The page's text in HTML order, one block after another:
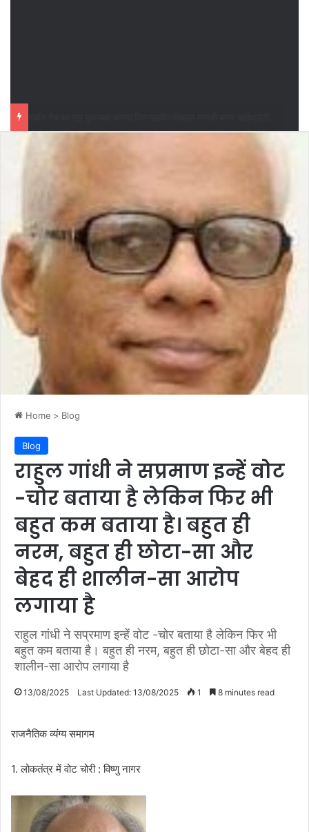
Home > Blog
Blog
राहुल गांधी ने सप्रमाण इन्हें वोट
-चोर बताया है लेकिन फिर भी
बहुत कम बताया है। बहुत ही
नरम, बहुत ही छोटा-सा और
बेहद ही शालीन-सा आरोप
लगाया है
राहुल गांधी ने सप्रमाण इन्हें वोट -चोर बताया है लेकिन फिर भी
बहुत कम बताया है। बहुत ही नरम, बहुत ही छोटा-सा और बेहद ही
शालीन-सा आरोप लगाया है
13/08/2025 Last Updated: 13/08/2025 1 8 minutes read
राजनैतिक व्यंग्य समागम
1. लोकतंत्र में वोट चोरी : विष्णु नागर